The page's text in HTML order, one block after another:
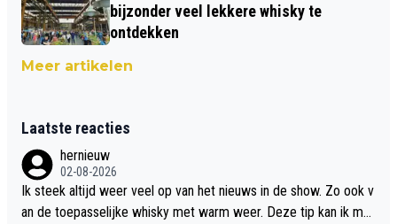
bijzonder veel lekkere whisky te
ontdekken
Meer artikelen
Laatste reacties
hernieuw
02-08-2026
Ik steek altijd weer veel op van het nieuws in de show. Zo ook v
an de toepasselijke whisky met warm weer. Deze tip kan ik met